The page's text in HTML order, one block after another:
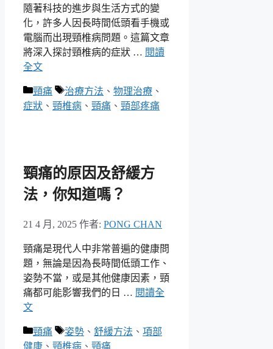
隨著科技的進步與生活方式的變
化，許多人因長時間低頭看手機或
電腦而出現頸椎病問題。這篇文章
將深入探討頸椎病的症狀 … 閱讀
全文
分
類
頸痛
標
籤
治療方法 、 物理治療 、
症狀 、 頸椎病 、 頸痛 、 頸部疼痛
頸痛的原因及舒緩方
法，你知道嗎？
21 4 月, 2025 作者: PONG CHAN
頸痛是現代人中非常普遍的健康問
題，無論是因為長時間低頭工作、
姿勢不當，或是其他健康因素，頸
痛都可能影響我們的日 … 閱讀全
文
分
類
頸痛
標
籤
姿勢 、 舒緩方法 、 項部
健康 、 頸椎病 、 頸痛